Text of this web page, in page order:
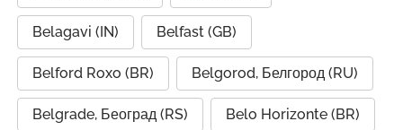
Belagavi (IN) Belfast (GB)
Belford Roxo (BR) Belgorod, Белгород (RU)
Belgrade, Београд (RS) Belo Horizonte (BR)